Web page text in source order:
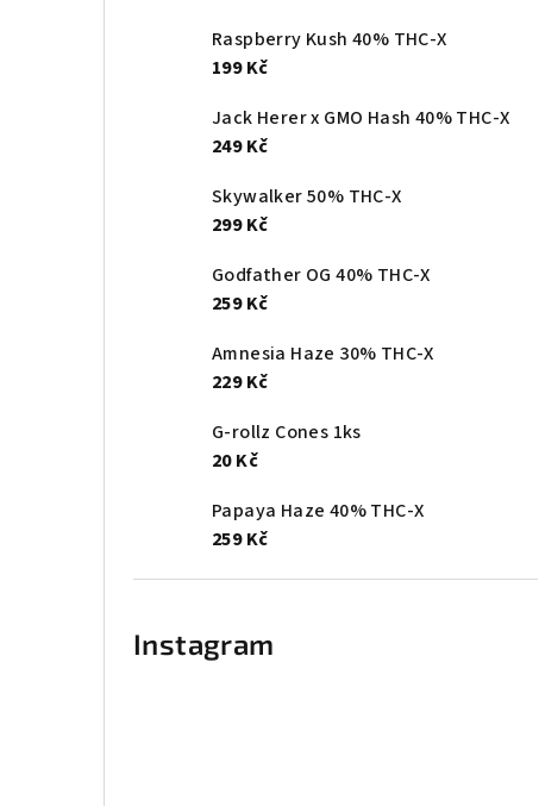
Raspberry Kush 40% THC-X
199 Kč
Jack Herer x GMO Hash 40% THC-X
249 Kč
Skywalker 50% THC-X
299 Kč
Godfather OG 40% THC-X
259 Kč
Amnesia Haze 30% THC-X
229 Kč
G-rollz Cones 1ks
20 Kč
Papaya Haze 40% THC-X
259 Kč
Instagram